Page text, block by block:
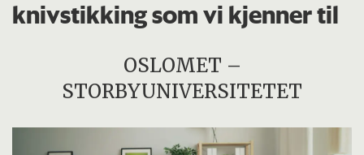
knivstikking som vi kjenner til
OSLOMET –
STORBYUNIVERSITETET